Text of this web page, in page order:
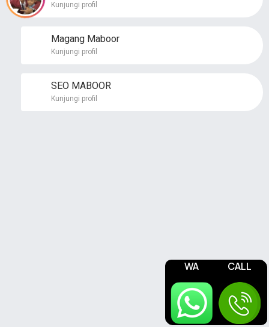
WA CALL
Kunjungi profil
Magang Maboor
Kunjungi profil
SEO MABOOR
Kunjungi profil